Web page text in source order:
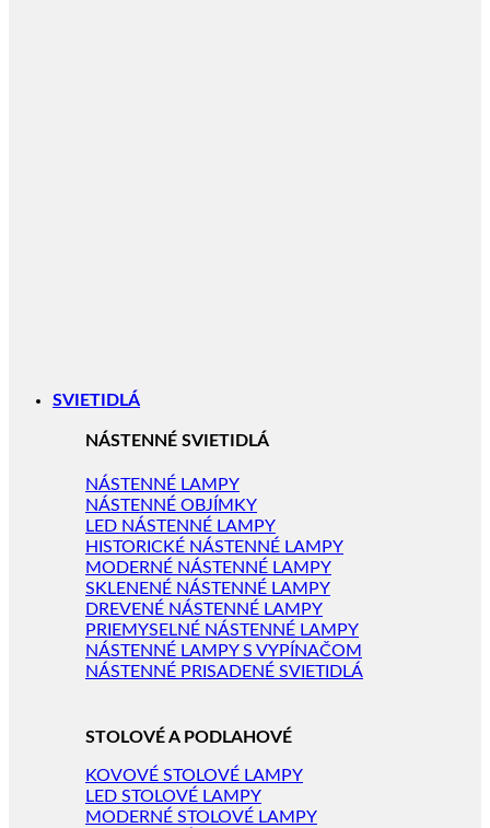
SVIETIDLÁ
NÁSTENNÉ SVIETIDLÁ
NÁSTENNÉ LAMPY
NÁSTENNÉ OBJÍMKY
LED NÁSTENNÉ LAMPY
HISTORICKÉ NÁSTENNÉ LAMPY
MODERNÉ NÁSTENNÉ LAMPY
SKLENENÉ NÁSTENNÉ LAMPY
DREVENÉ NÁSTENNÉ LAMPY
PRIEMYSELNÉ NÁSTENNÉ LAMPY
NÁSTENNÉ LAMPY S VYPÍNAČOM
NÁSTENNÉ PRISADENÉ SVIETIDLÁ
STOLOVÉ A PODLAHOVÉ
KOVOVÉ STOLOVÉ LAMPY
LED STOLOVÉ LAMPY
MODERNÉ STOLOVÉ LAMPY